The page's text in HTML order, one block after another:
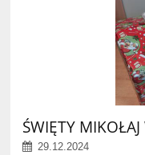
ŚWIĘTY
29.12.2024